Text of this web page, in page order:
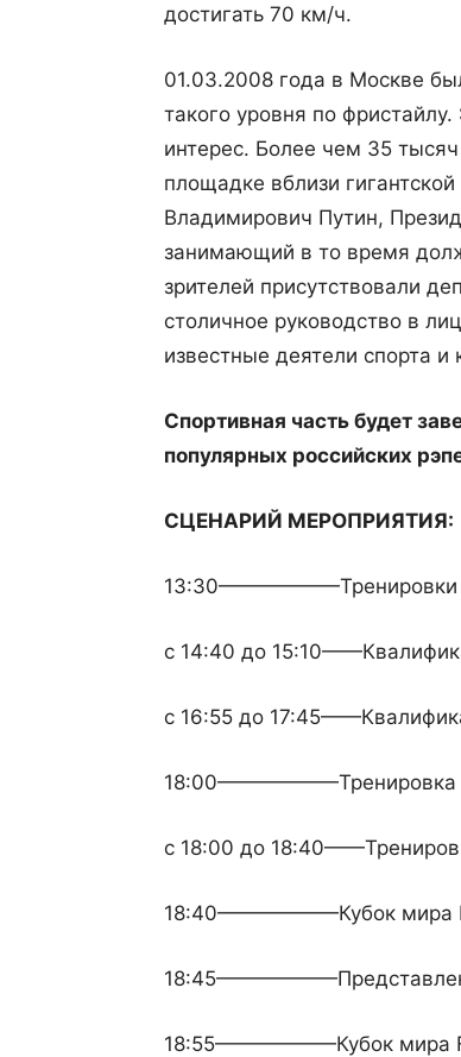
достигать 70 км/ч.
01.03.2008 года в Москве
такого уровня по
интерес. Более чем 35
площадке вблизи
Владимирович Путин,
занимающий в то время
зрителей присутствовали
столичное руководство в
известные деятели спорта и
Спортивная часть будет
популярных российских
СЦЕНАРИЙ МЕРОПРИЯТИЯ:
13:30——————Тренировки
с 14:40 до
с 16:55 до
18:00——————Тренировка
с 18:00 до
18:40——————Кубок мира
18:55——————Кубок мира